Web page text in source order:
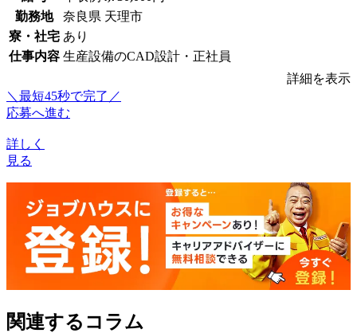
勤務地
奈良県 天理市
寮・社宅 あり
仕事内容 生産設備のCAD設計・正社員
詳細を表示
＼最短45秒で完了／
応募へ進む
詳しく
見る
関連するコラム